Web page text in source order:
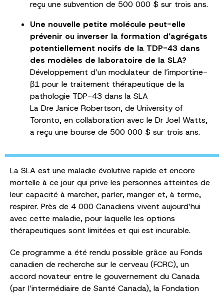
reçu une subvention de 500 000 $ sur trois ans.
Une nouvelle petite molécule peut-elle
prévenir ou inverser la formation d’agrégats
potentiellement nocifs de la TDP-43 dans
des modèles de laboratoire de la SLA?
Développement d’un modulateur de l’importine-
β1 pour le traitement thérapeutique de la
pathologie TDP-43 dans la SLA
La Dre Janice Robertson, de University of
Toronto, en collaboration avec le Dr Joel Watts,
a reçu une bourse de 500 000 $ sur trois ans.
La SLA est une maladie évolutive rapide et encore
mortelle à ce jour qui prive les personnes atteintes de
leur capacité à marcher, parler, manger et, à terme,
respirer. Près de 4 000 Canadiens vivent aujourd’hui
avec cette maladie, pour laquelle les options
thérapeutiques sont limitées et qui est incurable.
Ce programme a été rendu possible grâce au Fonds
canadien de recherche sur le cerveau (FCRC), un
accord novateur entre le gouvernement du Canada
(par l’intermédiaire de Santé Canada), la Fondation